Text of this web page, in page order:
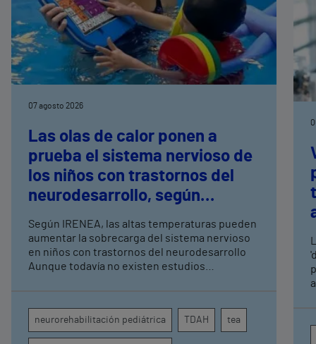
07 agosto 2026
Las olas de calor ponen a
prueba el sistema nervioso de
los niños con trastornos del
neurodesarrollo, según
neurorrehabilitación
pediátrica de Vithas
Según IRENEA, las altas temperaturas pueden
aumentar la sobrecarga del sistema nervioso
en niños con trastornos del neurodesarrollo
Aunque todavía no existen estudios
atención, la regulación emocional y la
conducta
neurorehabilitación pediátrica TDAH tea